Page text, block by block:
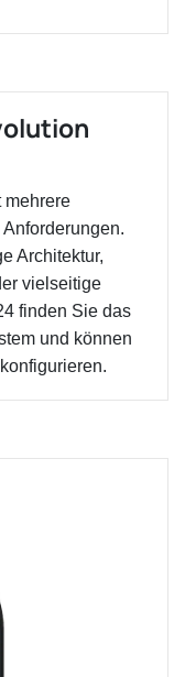
mehrere
Architektur,
vielseitige
finden Sie das
und können